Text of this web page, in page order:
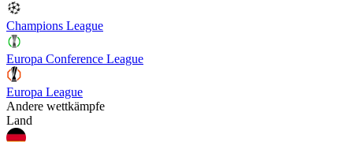
Champions League
Europa Conference League
Europa League
Andere wettkämpfe
Land